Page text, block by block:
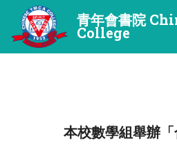
青年會書院
College
本校數學組舉辦「